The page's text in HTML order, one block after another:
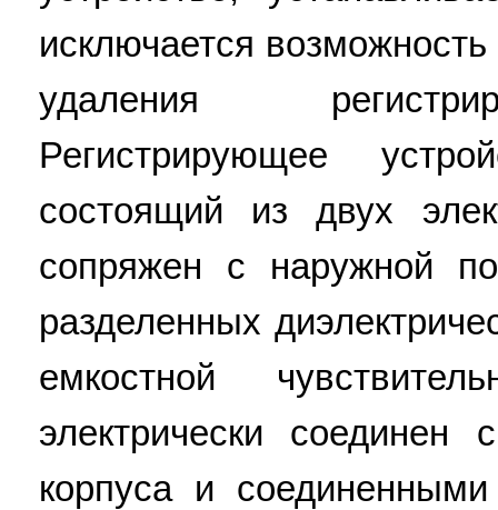
исключается
удаления
Регистрирующее
состоящий из двух
сопряжен с наружной
разделенных
емкостной
электрически соединен
корпуса и